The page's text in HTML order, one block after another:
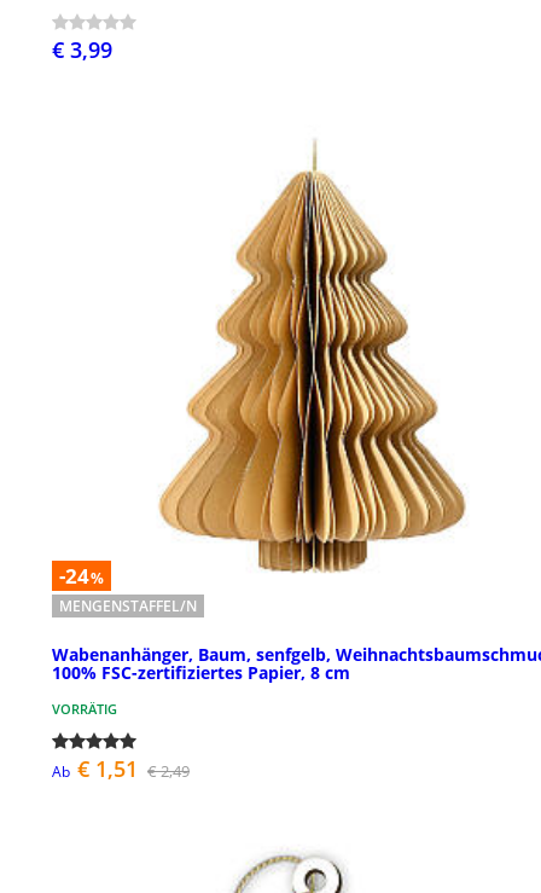
€ 3,99
-24%
MENGENSTAFFEL/N
Wabenanhänger, Baum, senfgelb,
100% FSC-zertifiziertes Papier, 8 cm
VORRÄTIG
Ab € 1,51 € 2,49